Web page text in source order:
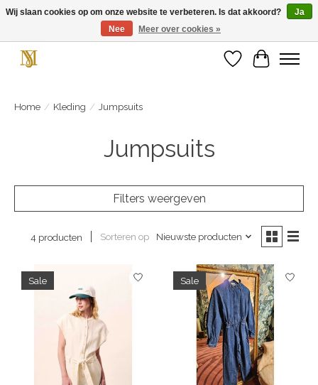
Unieke schoenen en een feestje aan je voeten! Gratis verzending vanaf € 75,-
Verlanglijst
Home / Kleding / Jumpsuits
Jumpsuits
Filters weergeven
4 producten Sorteren op Nieuwste producten
Sale Sale
Wij slaan cookies op om onze website te verbeteren. Is dat akkoord?
Ja
Nee
Meer over cookies »